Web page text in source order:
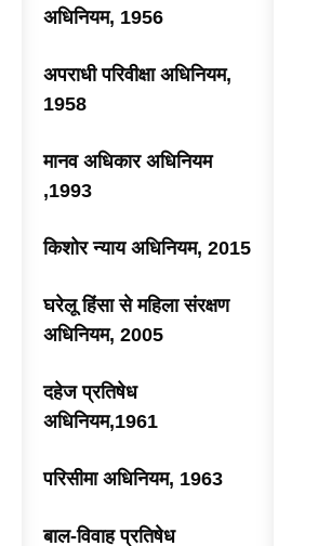
अधिनियम, 1956
अपराधी परिवीक्षा अधिनियम,
1958
मानव अधिकार अधिनियम
,1993
किशोर न्याय अधिनियम, 2015
घरेलू हिंसा से महिला संरक्षण
अधिनियम, 2005
दहेज प्रतिषेध
अधिनियम,1961
परिसीमा अधिनियम, 1963
बाल-विवाह प्रतिषेध